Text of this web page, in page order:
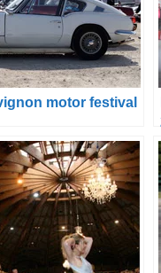
motor festival